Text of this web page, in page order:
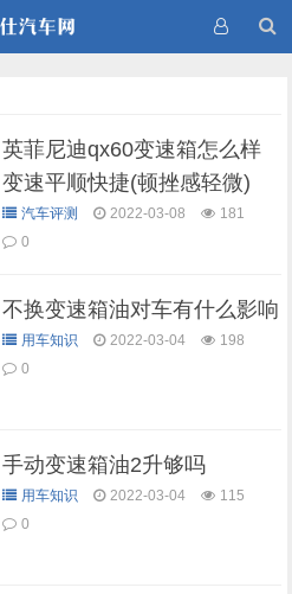
英菲尼迪qx60变速箱怎么样
变速平顺快捷(顿挫感轻微)
汽车评测 2022-03-08
181
0
不换变速箱油对车有什么影响
用车知识 2022-03-04
198
0
手动变速箱油2升够吗
用车知识 2022-03-04
115
0